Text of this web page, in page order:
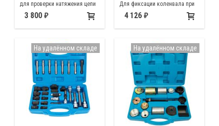
для проверки натяжения цепи
ГРМ на бензиновых двигателях
3 800
Для фиксации коленвала при
ослаблении или затягивания
N52 N53 N54 Оригинальный
номер 119280
4 126
На удалённом складе На удалённом складе